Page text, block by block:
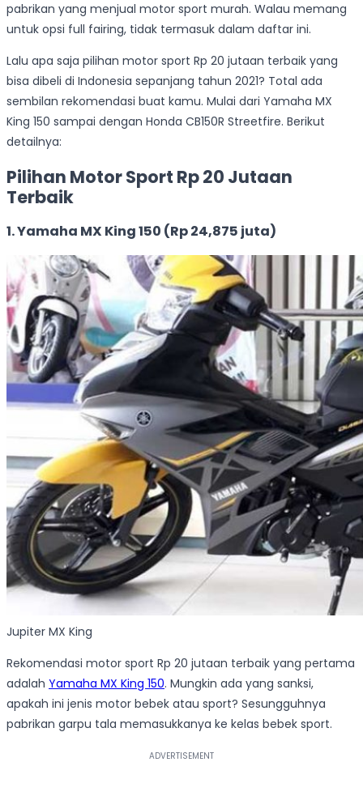
pabrikan yang menjual motor sport murah. Walau memang
untuk opsi full fairing, tidak termasuk dalam daftar ini.
Lalu apa saja pilihan motor sport Rp 20 jutaan terbaik yang
bisa dibeli di Indonesia sepanjang tahun 2021? Total ada
sembilan rekomendasi buat kamu. Mulai dari Yamaha MX
King 150 sampai dengan Honda CB150R Streetfire. Berikut
detailnya:
Pilihan Motor Sport Rp 20 Jutaan
Terbaik
1. Yamaha MX King 150 (Rp 24,875 juta)
Jupiter MX King
Rekomendasi motor sport Rp 20 jutaan terbaik yang pertama
adalah Yamaha MX King 150. Mungkin ada yang sanksi,
apakah ini jenis motor bebek atau sport? Sesungguhnya
pabrikan garpu tala memasukkanya ke kelas bebek sport.